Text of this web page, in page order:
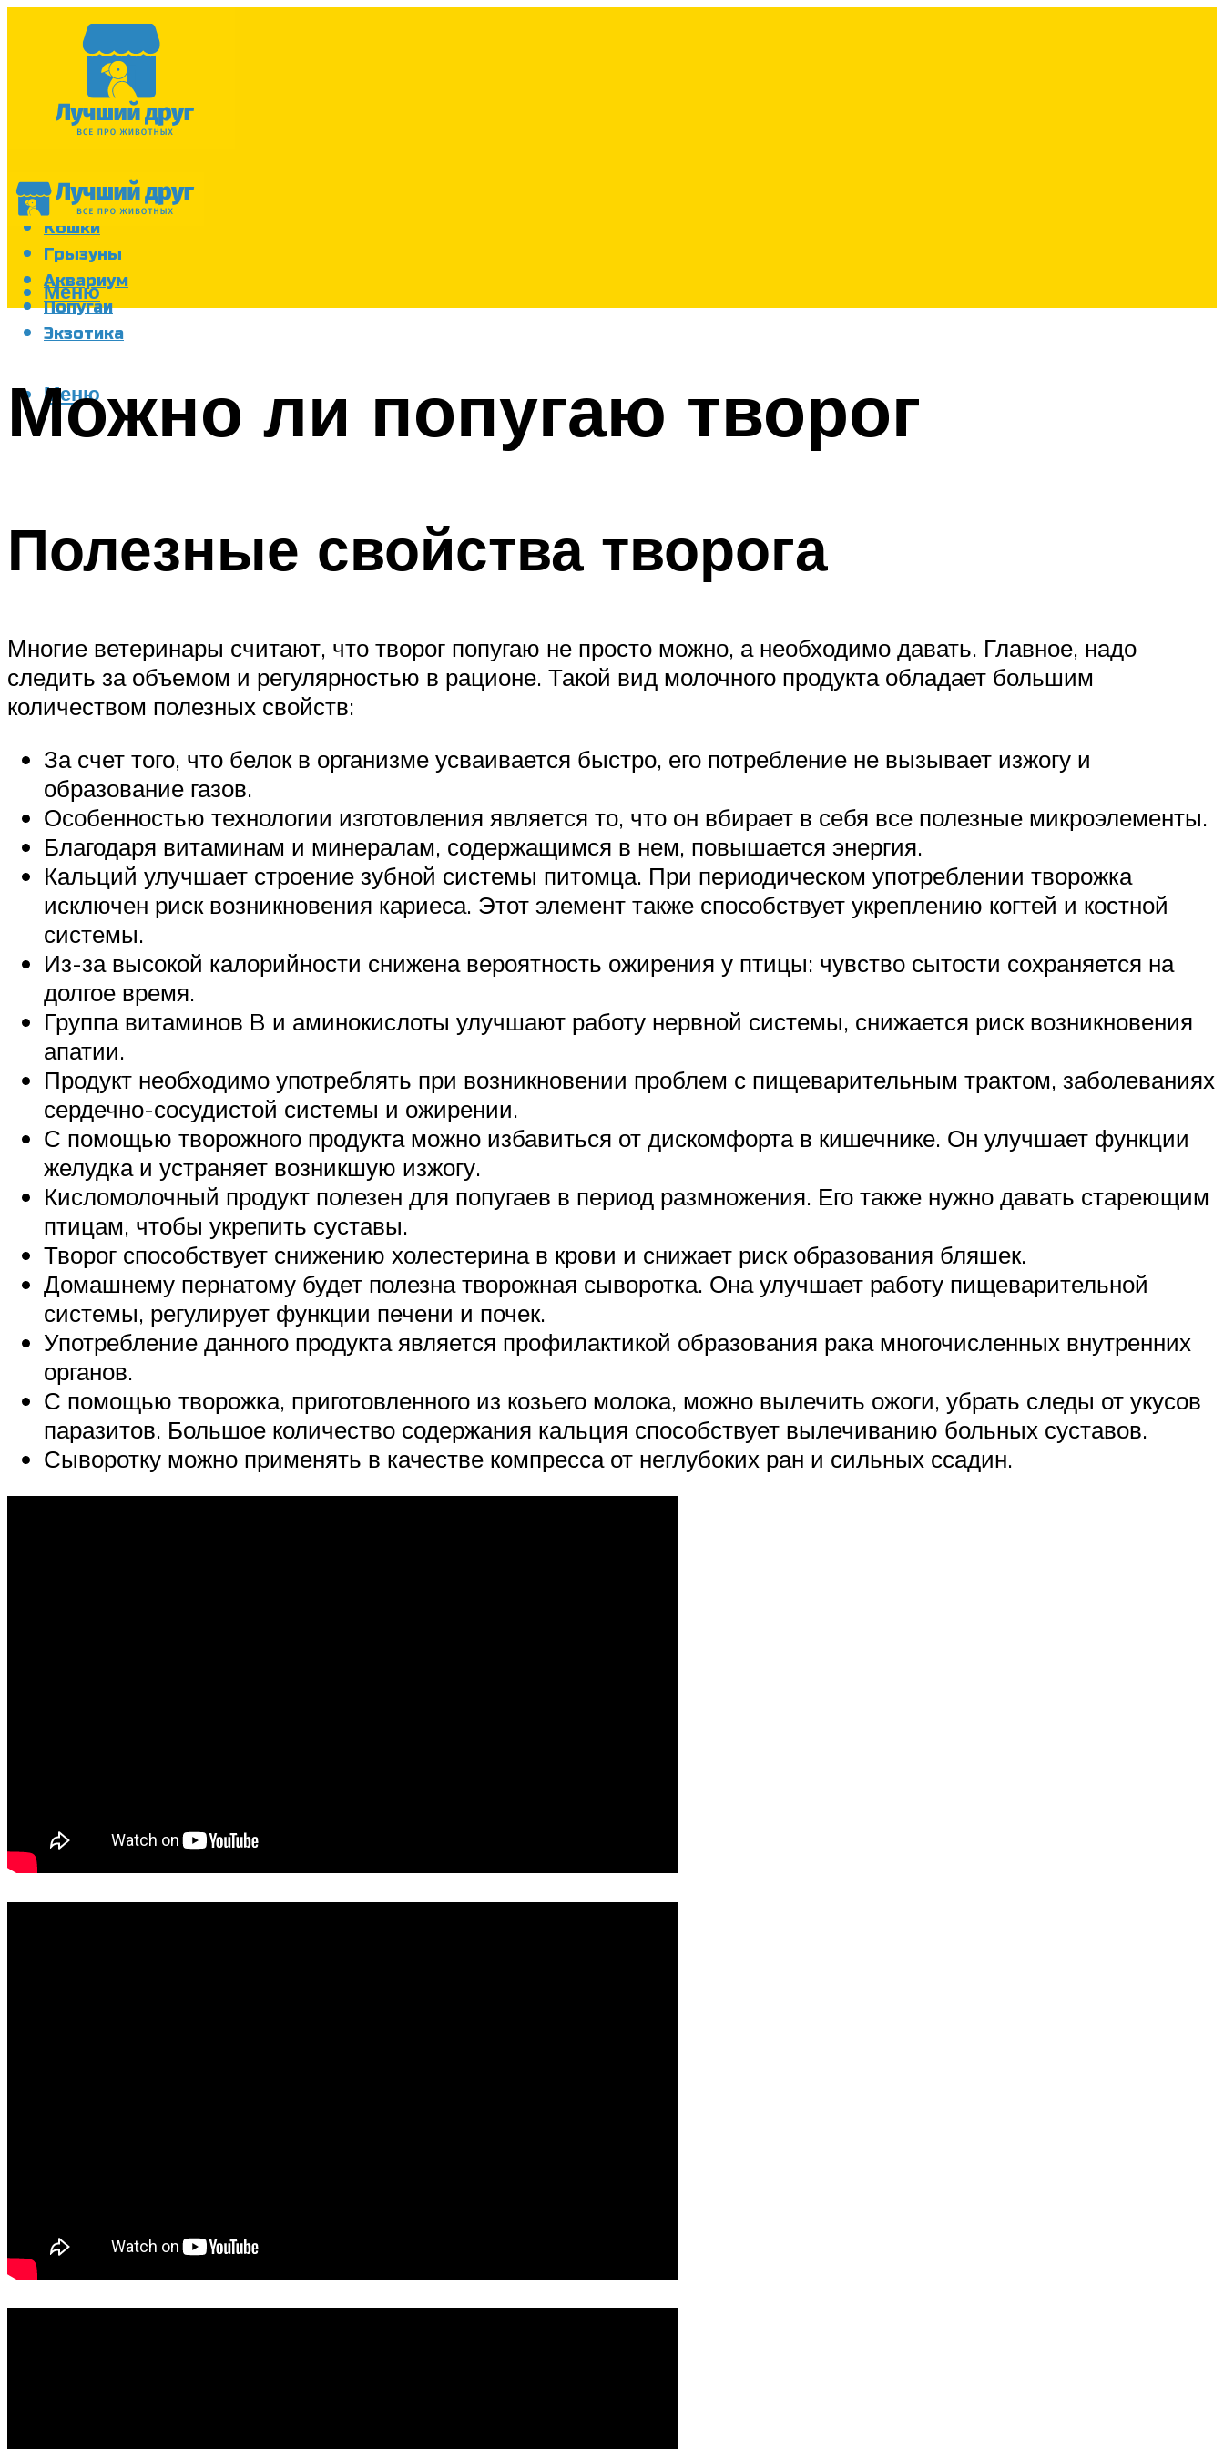
Собаки
Кошки
Грызуны
Аквариум
Попугаи
Экзотика
Меню
Меню
Можно ли попугаю творог
Полезные свойства творога
Многие ветеринары считают, что творог попугаю не просто можно, а необходимо давать. Главное, надо
следить за объемом и регулярностью в рационе. Такой вид молочного продукта обладает большим
количеством полезных свойств:
За счет того, что белок в организме усваивается быстро, его потребление не вызывает изжогу и
образование газов.
Особенностью технологии изготовления является то, что он вбирает в себя все полезные микроэлементы.
Благодаря витаминам и минералам, содержащимся в нем, повышается энергия.
Кальций улучшает строение зубной системы питомца. При периодическом употреблении творожка
исключен риск возникновения кариеса. Этот элемент также способствует укреплению когтей и костной
системы.
Из-за высокой калорийности снижена вероятность ожирения у птицы: чувство сытости сохраняется на
долгое время.
Группа витаминов B и аминокислоты улучшают работу нервной системы, снижается риск возникновения
апатии.
Продукт необходимо употреблять при возникновении проблем с пищеварительным трактом, заболеваниях
сердечно-сосудистой системы и ожирении.
С помощью творожного продукта можно избавиться от дискомфорта в кишечнике. Он улучшает функции
желудка и устраняет возникшую изжогу.
Кисломолочный продукт полезен для попугаев в период размножения. Его также нужно давать стареющим
птицам, чтобы укрепить суставы.
Творог способствует снижению холестерина в крови и снижает риск образования бляшек.
Домашнему пернатому будет полезна творожная сыворотка. Она улучшает работу пищеварительной
системы, регулирует функции печени и почек.
Употребление данного продукта является профилактикой образования рака многочисленных внутренних
органов.
С помощью творожка, приготовленного из козьего молока, можно вылечить ожоги, убрать следы от укусов
паразитов. Большое количество содержания кальция способствует вылечиванию больных суставов.
Сыворотку можно применять в качестве компресса от неглубоких ран и сильных ссадин.